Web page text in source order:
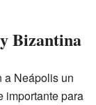
Bizantina
a Neápolis un
importante para